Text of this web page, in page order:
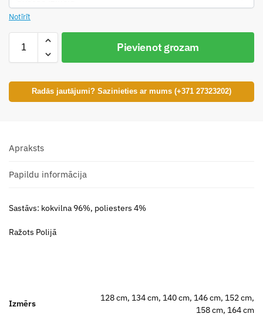
Notīrīt
Pievienot grozam
Radās jautājumi? Sazinieties ar mums (+371 27323202)
Apraksts
Papildu informācija
Sastāvs: kokvilna 96%, poliesters 4%
Ražots Polijā
Izmērs
128 cm, 134 cm, 140 cm, 146 cm, 152 cm,
158 cm, 164 cm